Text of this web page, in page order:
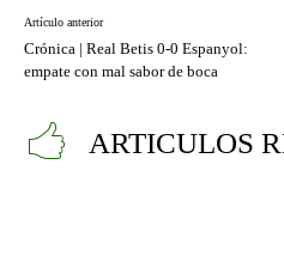
Artículo anterior
Crónica | Real Betis 0-0 Espanyol:
empate con mal sabor de boca
ARTICULOS